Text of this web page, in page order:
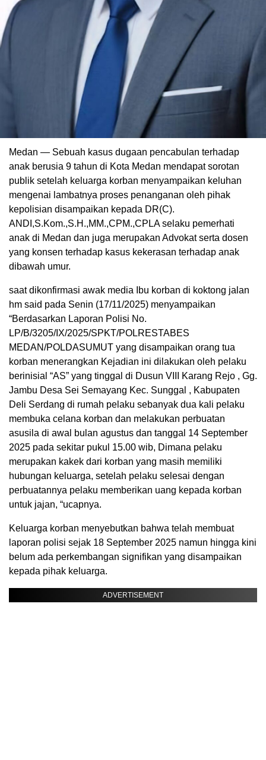
Medan — Sebuah kasus dugaan pencabulan terhadap
anak berusia 9 tahun di Kota Medan mendapat sorotan
publik setelah keluarga korban menyampaikan keluhan
mengenai lambatnya proses penanganan oleh pihak
kepolisian disampaikan kepada DR(C).
ANDI,S.Kom.,S.H.,MM.,CPM.,CPLA selaku pemerhati
anak di Medan dan juga merupakan Advokat serta dosen
yang konsen terhadap kasus kekerasan terhadap anak
dibawah umur.
saat dikonfirmasi awak media Ibu korban di koktong jalan
hm said pada Senin (17/11/2025) menyampaikan
“Berdasarkan Laporan Polisi No.
LP/B/3205/IX/2025/SPKT/POLRESTABES
MEDAN/POLDASUMUT yang disampaikan orang tua
korban menerangkan Kejadian ini dilakukan oleh pelaku
berinisial “AS” yang tinggal di Dusun VIII Karang Rejo , Gg.
Jambu Desa Sei Semayang Kec. Sunggal , Kabupaten
Deli Serdang di rumah pelaku sebanyak dua kali pelaku
membuka celana korban dan melakukan perbuatan
asusila di awal bulan agustus dan tanggal 14 September
2025 pada sekitar pukul 15.00 wib, Dimana pelaku
merupakan kakek dari korban yang masih memiliki
hubungan keluarga, setelah pelaku selesai dengan
perbuatannya pelaku memberikan uang kepada korban
untuk jajan, “ucapnya.
Keluarga korban menyebutkan bahwa telah membuat
laporan polisi sejak 18 September 2025 namun hingga kini
belum ada perkembangan signifikan yang disampaikan
kepada pihak keluarga.
ADVERTISEMENT